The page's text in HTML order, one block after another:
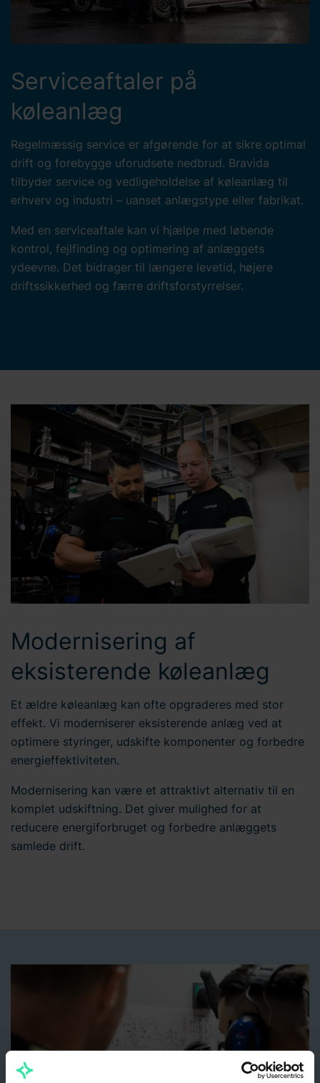
Serviceaftaler på
køleanlæg
Regelmæssig service er afgørende for at sikre optimal
drift og forebygge uforudsete nedbrud. Bravida
tilbyder service og vedligeholdelse af køleanlæg til
erhverv og industri – uanset anlægstype eller fabrikat.
Med en serviceaftale kan vi hjælpe med løbende
kontrol, fejlfinding og optimering af anlæggets
ydeevne. Det bidrager til længere levetid, højere
driftssikkerhed og færre driftsforstyrrelser.
Modernisering af
eksisterende køleanlæg
Et ældre køleanlæg kan ofte opgraderes med stor
effekt. Vi moderniserer eksisterende anlæg ved at
optimere styringer, udskifte komponenter og forbedre
energieffektiviteten.
Modernisering kan være et attraktivt alternativ til en
komplet udskiftning. Det giver mulighed for at
reducere energiforbruget og forbedre anlæggets
samlede drift.